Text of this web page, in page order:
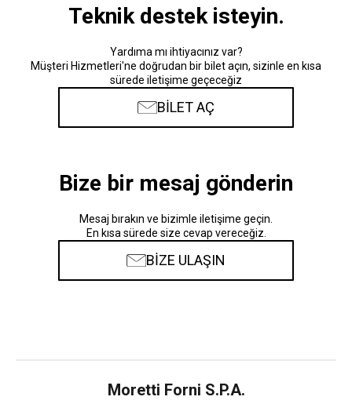
Teknik destek isteyin.
Yardıma mı ihtiyacınız var?
Müşteri Hizmetleri'ne doğrudan bir bilet açın, sizinle en kısa
sürede iletişime geçeceğiz
BİLET AÇ
Bize bir mesaj gönderin
Mesaj bırakın ve bizimle iletişime geçin.
En kısa sürede size cevap vereceğiz.
BİZE ULAŞIN
Moretti Forni S.P.A.